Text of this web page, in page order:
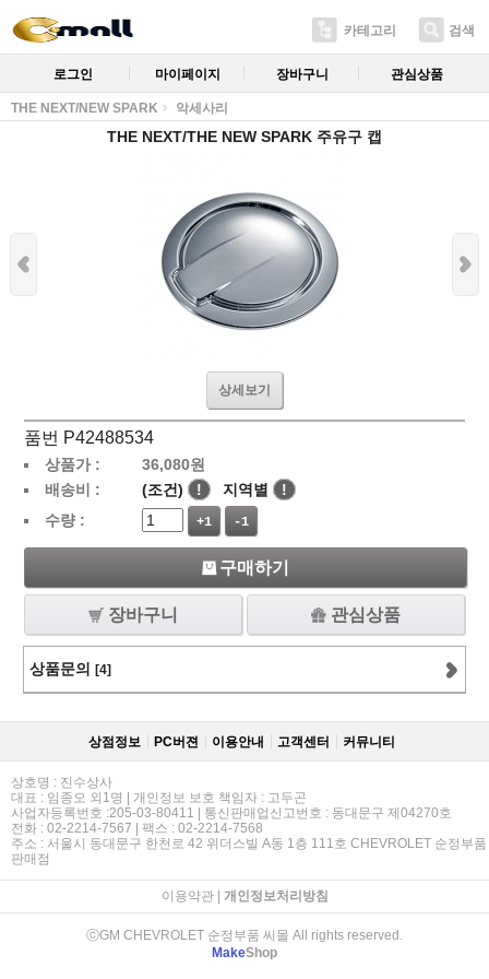
카테고리 검색
로그인 마이페이지 장바구니 관심상품
THE NEXT/NEW SPARK 악세사리
THE NEXT/THE NEW SPARK 주유구 캡
상세보기
품번 P42488534
상품가 : 36,080원
배송비 :
(조건) ! 지역별
!
수량 :
+1 -1
구매하기
장바구니 관심상품
상품문의 [4]
상점정보 PC버젼 이용안내 고객센터 커뮤니티
상호명 : 진수상사
대표 : 임종오 외1명 | 개인정보 보호 책임자 : 고두곤
사업자등록번호 :205-03-80411 | 통신판매업신고번호 : 동대문구 제04270호
전화 : 02-2214-7567 | 팩스 : 02-2214-7568
주소 : 서울시 동대문구 한천로 42 위더스빌 A동 1층 111호 CHEVROLET 순정부품
판매점
이용약관| 개인정보처리방침
ⓒGM CHEVROLET 순정부품 씨몰 All rights reserved.
MakeShop